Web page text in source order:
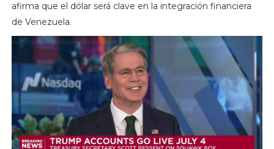
afirma que el dólar será clave en la integración financiera
de Venezuela.